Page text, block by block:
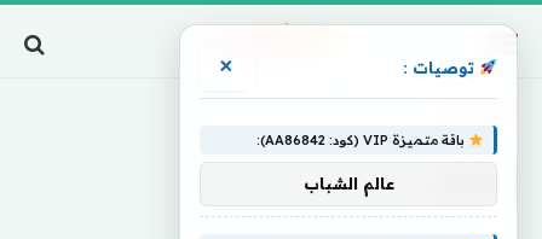
توصيات : ×
باقة متميزة VIP (كود: AA86842):
عالم الشباب